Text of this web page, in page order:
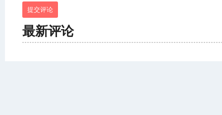
提交评论
最新评论